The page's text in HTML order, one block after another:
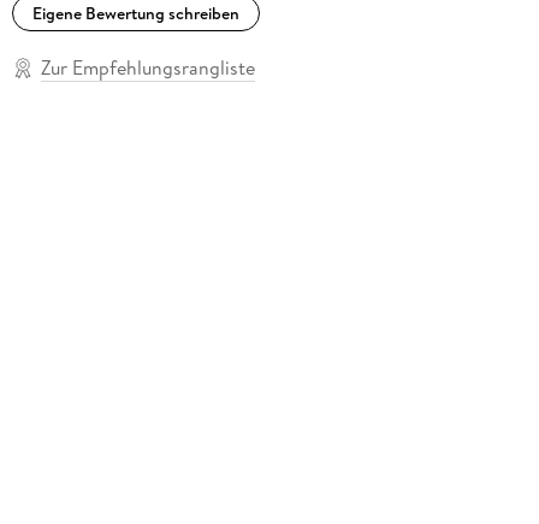
Eigene Bewertung schreiben
Zur Empfehlungsrangliste